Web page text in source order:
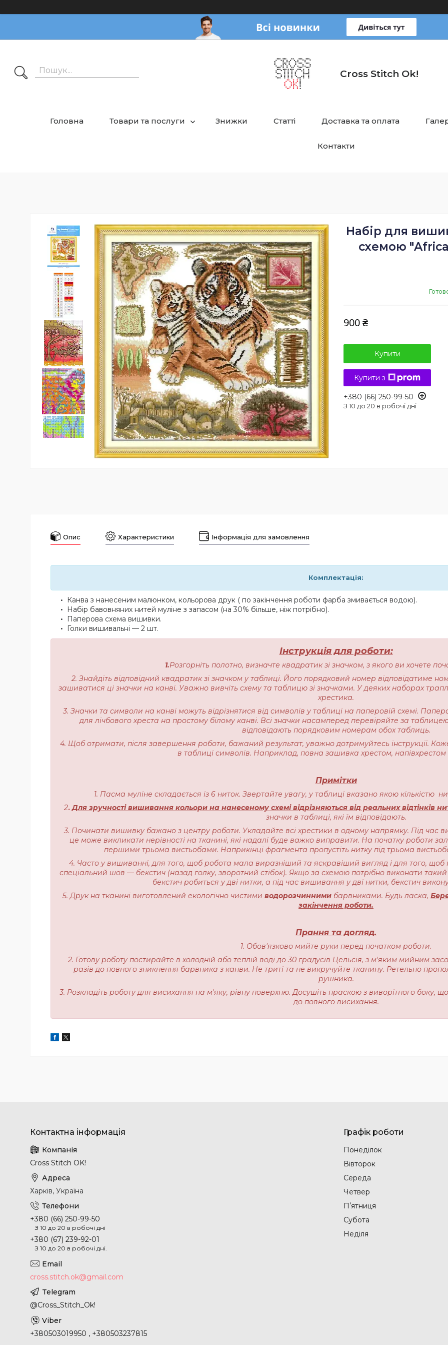
Cross Stitch Ok!
Головна Товари та послуги Знижки Статті Доставка та оплата
Контакти
Набір для
схемою
900 ₴
Купити
Купити з
+380 (66) 250-99-50
З 10 до 20 в робочі дні
Опис Характеристики Інформація для замовлення
Комплектація:
Канва з нанесеним малюнком, кольорова друк ( по закінчення роботи фарба змивається водою).
Набір бавовняних нитей муліне з запасом (на 30% більше, ніж потрібно).
Паперова схема вишивки.
Голки вишивальні — 2 шт.
Інструкція для роботи:
1.Розгорніть полотно, визначте квадратик зі значком, з якого ви хочете
2. Знайдіть відповідний квадратик зі значком у таблиці. Його порядковий номер відповідатиме
зашиватися ці значки на канві. Уважно вивчіть схему та таблицю зі значками. У деяких наборах
хрестика.
3. Значки та символи на канві можуть відрізнятися від символів у таблиці на паперовій схемі.
для лічбового хреста на простому білому канві. Всі значки насамперед перевіряйте за
відповідають порядковим номерам обох таблиць.
4. Щоб отримати, після завершення роботи, бажаний результат, уважно дотримуйтесь інструкції.
в таблиці символів. Наприклад, повна зашивка хрестом, напівхрестом
Примітки
1. Пасма муліне складається із 6 ниток. Звертайте увагу, у таблиці вказано якою кількістю
2.Для зручності вишивання кольори на нанесеному схемі відрізняються від реальних відтінків
значки в таблиці, які їм відповідають.
3. Починати вишивку бажано з центру роботи. Укладайте всі хрестики в одному напрямку. Під час
це може викликати нерівності на тканині, які надалі буде важко виправити. На початку роботи
першими трьома вистьобами. Наприкінці фрагмента пропустіть нитку під трьома
4. Часто у вишиванні, для того, щоб робота мала виразніший та яскравіший вигляд і для того, щоб
спеціальний шов — бекстич (назад голку, зворотний стібок). Якщо за схемою потрібно виконати
бекстич робиться у дві нитки, а під час вишивання у дві нитки, бекстич
5. Друк на тканині виготовлений екологічно чистими водорозчинними барвниками. Будь ласка,
закінчення роботи.
Прання та догляд.
1. Обов'язково мийте руки перед початком роботи.
2. Готову роботу постирайте в холодній або теплій воді до 30 градусів Цельсія, з м'яким мийним
разів до повного зникнення барвника з канви. Не триті та не викручуйте тканину. Ретельно
рушника.
3. Розкладіть роботу для висихання на м'яку, рівну поверхню. Досушіть праскою з виворітного боку,
до повного висихання.
Cross Stitch OK!
Харків, Україна
+380 (66) 250-99-50
З 10 до 20 в робочі дні
+380 (67) 239-92-01
З 10 до 20 в робочі дні.
cross.stitch.ok@gmail.com
@Cross_Stitch_Ok!
+380503019950 , +380503237815
Графік роботи
Понеділок
Вівторок
Середа
Четвер
Пʼятниця
Субота
Неділя